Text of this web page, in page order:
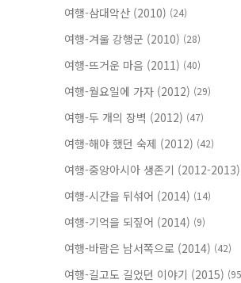
여행-삼대악산 (2010) (24)
여행-겨울 강행군 (2010) (28)
여행-뜨거운 마음 (2011) (40)
여행-월요일에 가자 (2012) (29)
여행-두 개의 장벽 (2012) (47)
여행-해야 했던 숙제 (2012) (42)
여행-중앙아시아 생존기 (2012-2013)
여행-시간을 뒤섞어 (2014) (14)
여행-기억을 되짚어 (2014) (9)
여행-바람은 남서쪽으로 (2014) (42)
여행-길고도 길었던 이야기 (2015)